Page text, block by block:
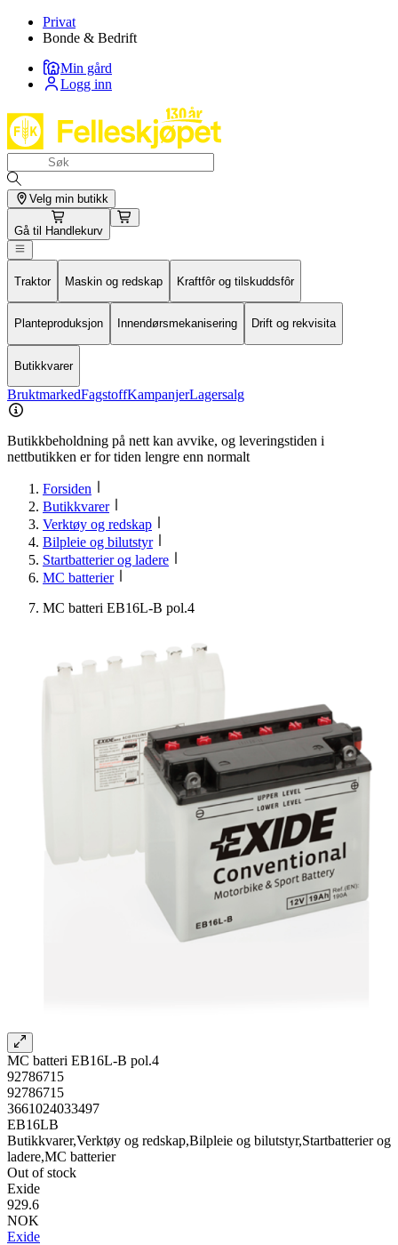
Privat
Bonde & Bedrift
Min gård
Logg inn
Velg min butikk
Gå til Handlekurv
Traktor Maskin og redskap Kraftfôr og tilskuddsfôr
Planteproduksjon Innendørsmekanisering Drift og rekvisita
Butikkvarer
BruktmarkedFagstoffKampanjerLagersalg
Butikkbeholdning på nett kan avvike, og leveringstiden i
nettbutikken er for tiden lengre enn normalt
Forsiden
Butikkvarer
Verktøy og redskap
Bilpleie og bilutstyr
Startbatterier og ladere
MC batterier
MC batteri EB16L-B pol.4
MC batteri EB16L-B pol.4
92786715
92786715
3661024033497
EB16LB
Butikkvarer,Verktøy og redskap,Bilpleie og bilutstyr,Startbatterier og
ladere,MC batterier
Out of stock
Exide
929.6
NOK
Exide